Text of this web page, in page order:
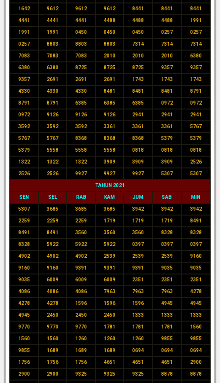
1642 9612 9612 9612 8441 8441 8441
4441 4441 4441 4488 4488 4488 1991
1991 1991 0450 0450 0450 0257 0257
0257 8803 8803 8803 7314 7314 7314
7083 7083 7083 2010 2010 2010 6380
6380 6380 8725 8725 8725 9357 9357
9357 2691 2691 2691 1743 1743 1743
4330 4330 4330 8481 8481 8481 8791
8791 8791 6385 6385 6385 0972 0972
0972 9126 9126 9126 2941 2941 2941
3592 3592 3592 3361 3361 3361 5767
5767 5767 8368 8368 8368 5379 5379
5379 5558 5558 5558 0818 0818 0818
1322 1322 1322 3909 3909 3909 2526
2526 2526 9927 9927 9927 5307 5307
TAHUN 2021
SEN SEL RAB KAM JUM SAB MIN
5307 3685 3685 3685 3942 3942 3942
2259 2259 2259 1719 1719 1719 8491
8491 8491 3560 3560 3560 8328 8328
8328 5922 5922 5922 0397 0397 0397
4902 4902 4902 2539 2539 2539 9160
9160 9160 9391 9391 9391 9035 9035
9035 6009 6009 6009 2351 2351 2351
4086 4086 4086 7963 7963 7963 4278
4278 4278 1596 1596 1596 4945 4945
4945 2450 2450 2450 1333 1333 1333
9770 9770 9770 1781 1781 1781 1560
1560 1560 1260 1260 1260 9855 9855
9855 1689 1689 1689 0694 0694 0694
1756 1756 1756 4651 4651 4651 2900
2900 2900 9325 9325 9325 8878 8878